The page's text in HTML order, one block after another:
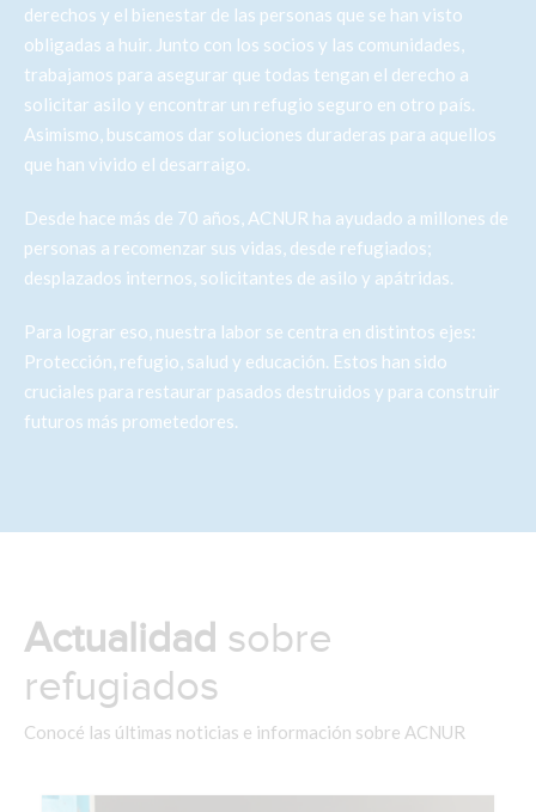
derechos y el bienestar de las personas que se han visto
obligadas a huir. Junto con los socios y las comunidades,
trabajamos para asegurar que todas tengan el derecho a
solicitar asilo y encontrar un refugio seguro en otro país.
Asimismo, buscamos dar soluciones duraderas para aquellos
que han vivido el desarraigo.
Desde hace más de 70 años, ACNUR ha ayudado a millones de
personas a recomenzar sus vidas, desde refugiados;
desplazados internos, solicitantes de asilo y apátridas.
Para lograr eso, nuestra labor se centra en distintos ejes:
Protección, refugio, salud y educación. Estos han sido
cruciales para restaurar pasados destruidos y para construir
futuros más prometedores.
Actualidad sobre
refugiados
Conocé las últimas noticias e información sobre ACNUR